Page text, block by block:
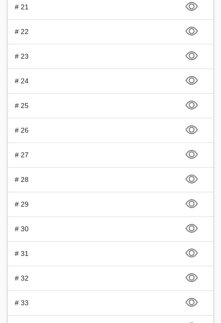
# 21
# 22
# 23
# 24
# 25
# 26
# 27
# 28
# 29
# 30
# 31
# 32
# 33